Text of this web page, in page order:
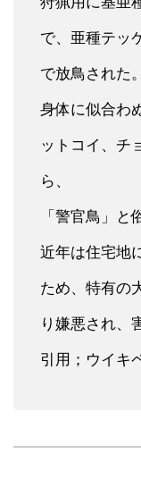
で、亜種テッ
で放鳥された。
身体に似合わ
ットコイ、チ
ら、
「警官鳥」と
近年は住宅地
ため、特有の
り嫌悪され、
引用；ウイキ